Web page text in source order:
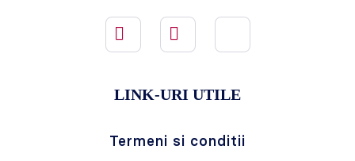
LINK-URI UTILE
Termeni si conditii